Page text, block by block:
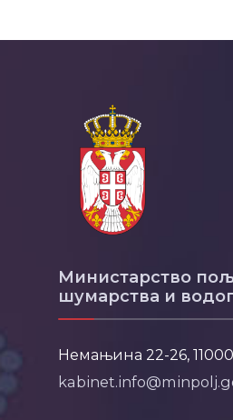
Министарство
шумарства и
Немањина 22-26,